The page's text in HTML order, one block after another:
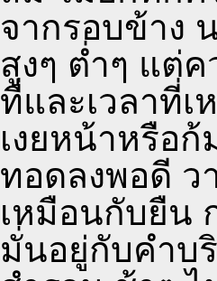
จากรอบข้าง
สูงๆ ต่ำๆ แต่ค
ที่และเวลาที่
เงยหน้าหรือ
ทอดลงพอดี ว
เหมือนกับยืน
มั่นอยู่กับคำบ